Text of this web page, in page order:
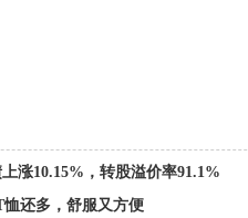
涨10.15%，转股溢价率91.1%
还多，舒服又方便